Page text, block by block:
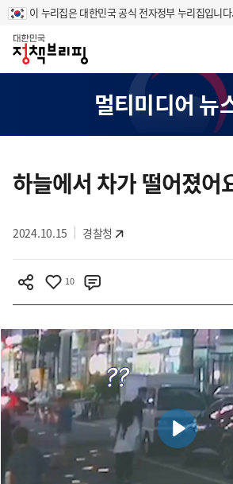
이 누리집은 대한민국 공식 전자정부 누리집입니다.
홈
멀티미디어 뉴
텐
츠
역
하늘에서 차가 떨어졌어
2024.10.15 경찰청
10